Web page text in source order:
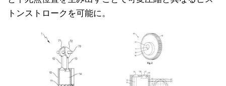
トンストロークを可能に。